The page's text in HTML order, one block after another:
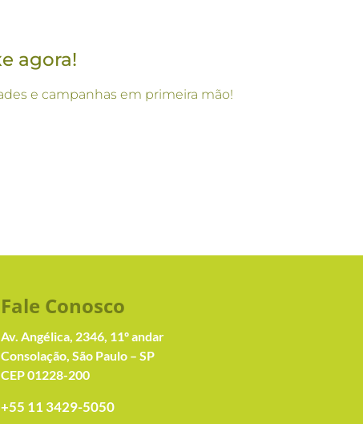
agora!
e campanhas em primeira mão!
Fale Conosco
Av. Angélica, 2346, 11º andar
Consolação, São Paulo – SP
CEP 01228-200
+55 11 3429-5050